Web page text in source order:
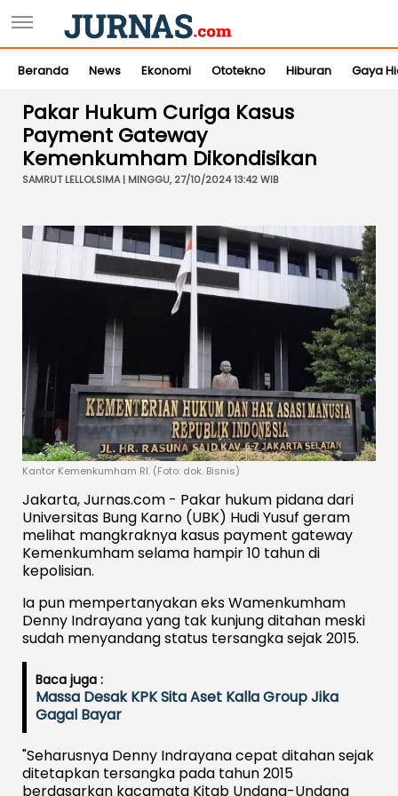
Beranda News Ekonomi Ototekno Hiburan Gaya
Pakar Hukum Curiga Kasus
Payment Gateway
Kemenkumham Dikondisikan
SAMRUT LELLOLSIMA | MINGGU, 27/10/2024 13:42 WIB
Kantor Kemenkumham RI. (Foto: dok. Bisnis)
Jakarta, Jurnas.com - Pakar hukum pidana dari
Universitas Bung Karno (UBK) Hudi Yusuf geram
melihat mangkraknya kasus payment gateway
Kemenkumham selama hampir 10 tahun di
kepolisian.
Ia pun mempertanyakan eks Wamenkumham
Denny Indrayana yang tak kunjung ditahan meski
sudah menyandang status tersangka sejak 2015.
Baca juga :
Massa Desak KPK Sita Aset Kalla Group Jika
Gagal Bayar
"Seharusnya Denny Indrayana cepat ditahan sejak
ditetapkan tersangka pada tahun 2015
berdasarkan kacamata Kitab Undang-Undang